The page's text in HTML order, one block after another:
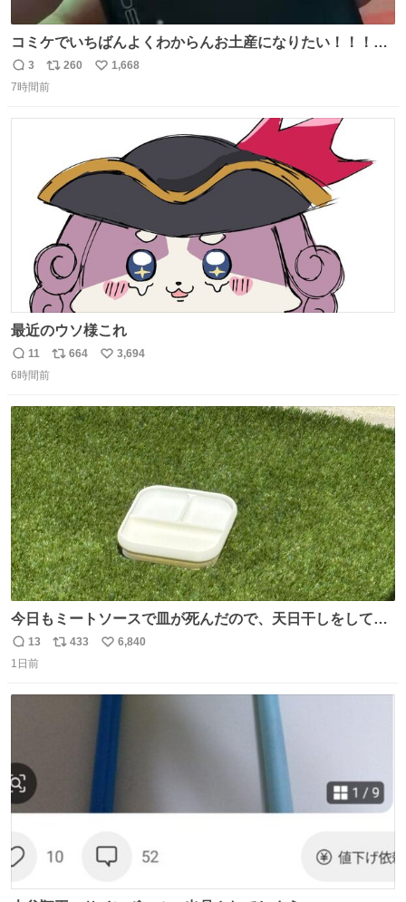
コミケでいちばんよくわからんお土産になりたい！！！！
#C108
返
信
3
リ
ポ
260
い
1,668
7時間前
最近のウソ様これ
返
信
11
リ
ト
数
664
い
数
3,694
6時間前
今日もミートソースで皿が死んだので、天日干しをしてい
ます🍝 ありがとう先人の知恵
返
信
13
リ
433
い
6,840
1日前